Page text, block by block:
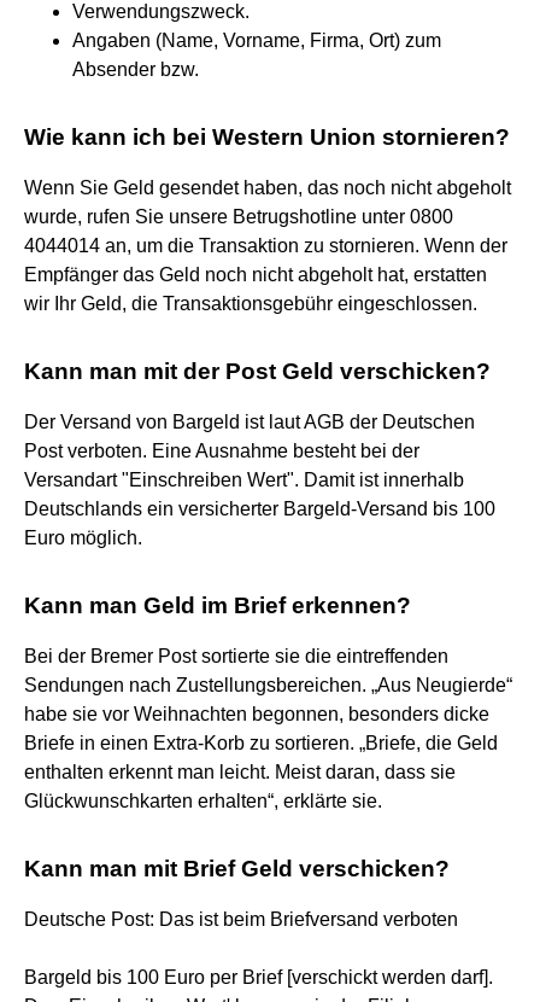
Verwendungszweck.
Angaben (Name, Vorname, Firma, Ort) zum
Absender bzw.
Wie kann ich bei Western Union stornieren?
Wenn Sie Geld gesendet haben, das noch nicht abgeholt
wurde, rufen Sie unsere Betrugshotline unter 0800
4044014 an, um die Transaktion zu stornieren. Wenn der
Empfänger das Geld noch nicht abgeholt hat, erstatten
wir Ihr Geld, die Transaktionsgebühr eingeschlossen.
Kann man mit der Post Geld verschicken?
Der Versand von Bargeld ist laut AGB der Deutschen
Post verboten. Eine Ausnahme besteht bei der
Versandart "Einschreiben Wert". Damit ist innerhalb
Deutschlands ein versicherter Bargeld-Versand bis 100
Euro möglich.
Kann man Geld im Brief erkennen?
Bei der Bremer Post sortierte sie die eintreffenden
Sendungen nach Zustellungsbereichen. „Aus Neugierde“
habe sie vor Weihnachten begonnen, besonders dicke
Briefe in einen Extra-Korb zu sortieren. „Briefe, die Geld
enthalten erkennt man leicht. Meist daran, dass sie
Glückwunschkarten erhalten“, erklärte sie.
Kann man mit Brief Geld verschicken?
Deutsche Post: Das ist beim Briefversand verboten
Bargeld bis 100 Euro per Brief [verschickt werden darf].